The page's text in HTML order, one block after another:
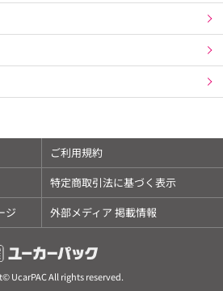
ご利用規約
特定商取引法に基づく表示
ジ
外部メディア 掲載情報
UcarPAC All rights reserved.